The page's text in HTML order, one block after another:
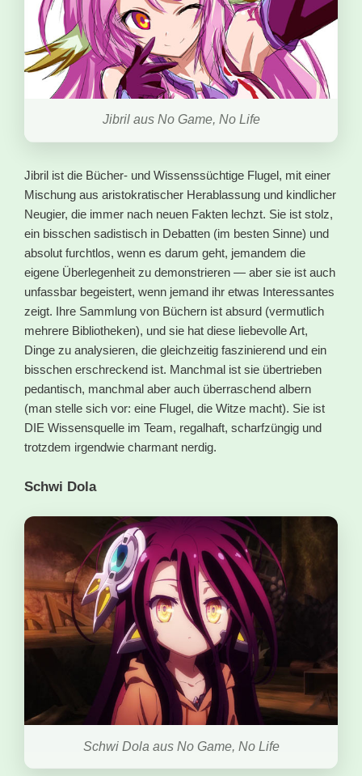
Jibril aus No Game, No Life
Jibril ist die Bücher- und Wissenssüchtige Flugel, mit einer
Mischung aus aristokratischer Herablassung und kindlicher
Neugier, die immer nach neuen Fakten lechzt. Sie ist stolz,
ein bisschen sadistisch in Debatten (im besten Sinne) und
absolut furchtlos, wenn es darum geht, jemandem die
eigene Überlegenheit zu demonstrieren — aber sie ist auch
unfassbar begeistert, wenn jemand ihr etwas Interessantes
zeigt. Ihre Sammlung von Büchern ist absurd (vermutlich
mehrere Bibliotheken), und sie hat diese liebevolle Art,
Dinge zu analysieren, die gleichzeitig faszinierend und ein
bisschen erschreckend ist. Manchmal ist sie übertrieben
pedantisch, manchmal aber auch überraschend albern
(man stelle sich vor: eine Flugel, die Witze macht). Sie ist
DIE Wissensquelle im Team, regalhaft, scharfzüngig und
trotzdem irgendwie charmant nerdig.
Schwi Dola
Schwi Dola aus No Game, No Life